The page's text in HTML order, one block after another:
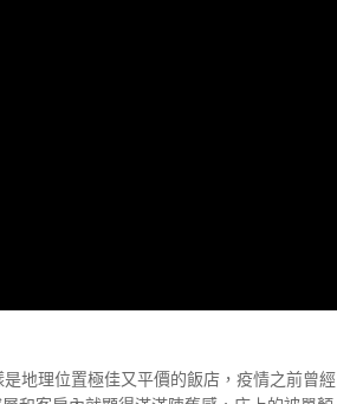
地理位置極佳又平價的飯店，疫情之前曾經